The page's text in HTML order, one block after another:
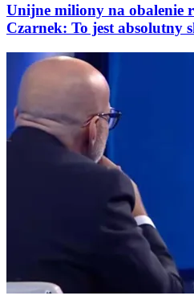
Unijne miliony na obalenie
Czarnek: To jest absolutny